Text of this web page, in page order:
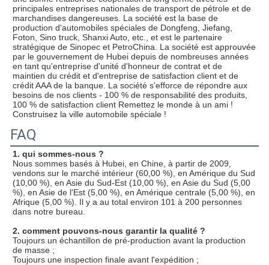
principales entreprises nationales de transport de pétrole et de
marchandises dangereuses. La société est la base de
production d'automobiles spéciales de Dongfeng, Jiefang,
Foton, Sino truck, Shanxi Auto, etc., et est le partenaire
stratégique de Sinopec et PetroChina. La société est approuvée
par le gouvernement de Hubei depuis de nombreuses années
en tant qu'entreprise d'unité d'honneur de contrat et de
maintien du crédit et d'entreprise de satisfaction client et de
crédit AAA de la banque. La société s'efforce de répondre aux
besoins de nos clients - 100 % de responsabilité des produits,
100 % de satisfaction client Remettez le monde à un ami !
Construisez la ville automobile spéciale !
FAQ
1. qui sommes-nous ?
Nous sommes basés à Hubei, en Chine, à partir de 2009,
vendons sur le marché intérieur (60,00 %), en Amérique du Sud
(10,00 %), en Asie du Sud-Est (10,00 %), en Asie du Sud (5,00
%), en Asie de l'Est (5,00 %), en Amérique centrale (5,00 %), en
Afrique (5,00 %). Il y a au total environ 101 à 200 personnes
dans notre bureau.
2. comment pouvons-nous garantir la qualité ?
Toujours un échantillon de pré-production avant la production
de masse ;
Toujours une inspection finale avant l'expédition ;